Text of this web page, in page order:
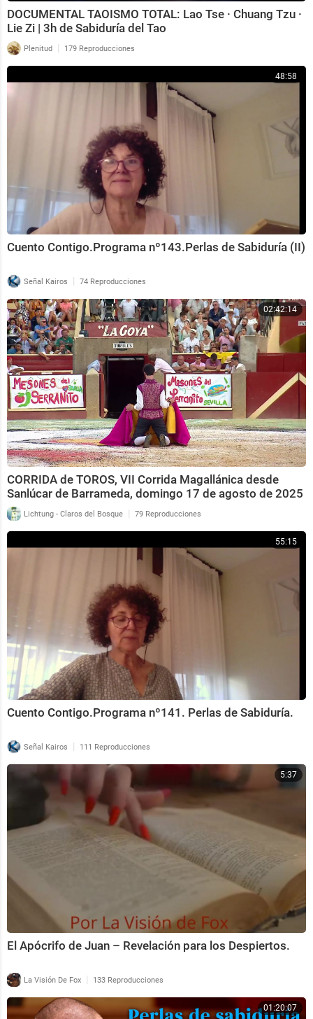
DOCUMENTAL TAOISMO TOTAL: Lao Tse · Chuang Tzu ·
Lie Zi | 3h de Sabiduría del Tao
Plenitud | 179 Reproducciones
48:58
Cuento Contigo.Programa nº143.Perlas de Sabiduría (II)
Señal Kairos | 74 Reproducciones
02:42:14
CORRIDA de TOROS, VII Corrida Magallánica desde
Sanlúcar de Barrameda, domingo 17 de agosto de 2025
Lichtung - Claros del Bosque | 79 Reproducciones
55:15
Cuento Contigo.Programa nº141. Perlas de Sabiduría.
Señal Kairos | 111 Reproducciones
5:37
El Apócrifo de Juan – Revelación para los Despiertos.
La Visión De Fox | 133 Reproducciones
01:20:07